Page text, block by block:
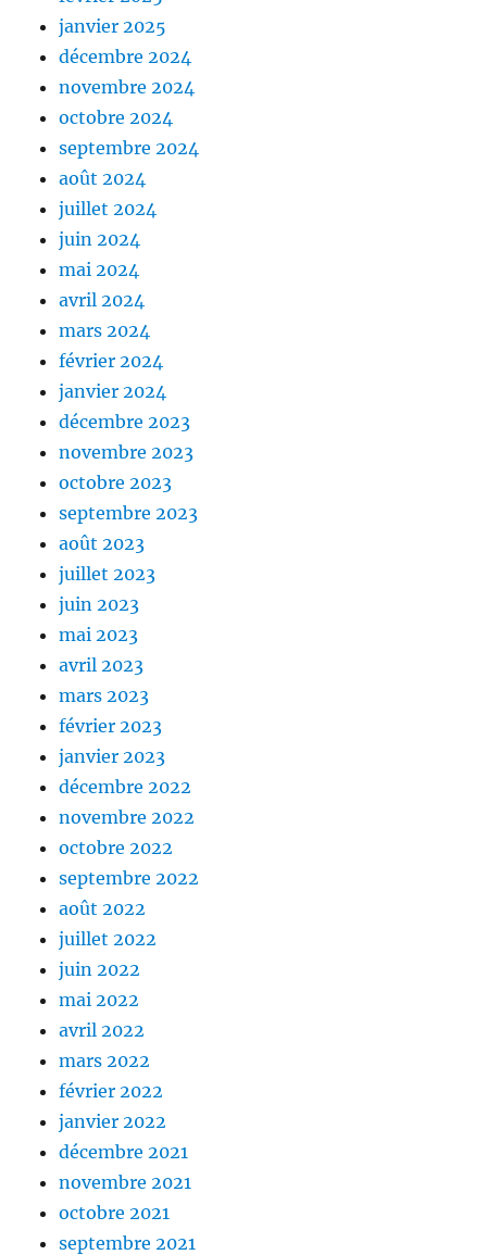
janvier 2025
décembre 2024
novembre 2024
octobre 2024
septembre 2024
août 2024
juillet 2024
juin 2024
mai 2024
avril 2024
mars 2024
février 2024
janvier 2024
décembre 2023
novembre 2023
octobre 2023
septembre 2023
août 2023
juillet 2023
juin 2023
mai 2023
avril 2023
mars 2023
février 2023
janvier 2023
décembre 2022
novembre 2022
octobre 2022
septembre 2022
août 2022
juillet 2022
juin 2022
mai 2022
avril 2022
mars 2022
février 2022
janvier 2022
décembre 2021
novembre 2021
octobre 2021
septembre 2021